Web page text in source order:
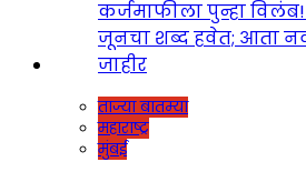
ताज्या बातम्या
महाराष्ट्र
मुंबई